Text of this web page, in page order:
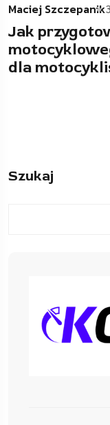
Maciej Szczepanik
Jak
dla
Szukaj